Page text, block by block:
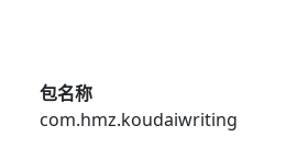
包名称
com.hmz.koudaiwriting